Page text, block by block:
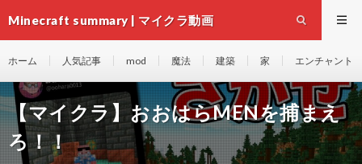
Minecraft summary | マイクラ動画
ホーム 人気記事 mod 魔法 建築 家 エンチャント
【マイクラ】おおはらMENを捕まえ
ろ！！